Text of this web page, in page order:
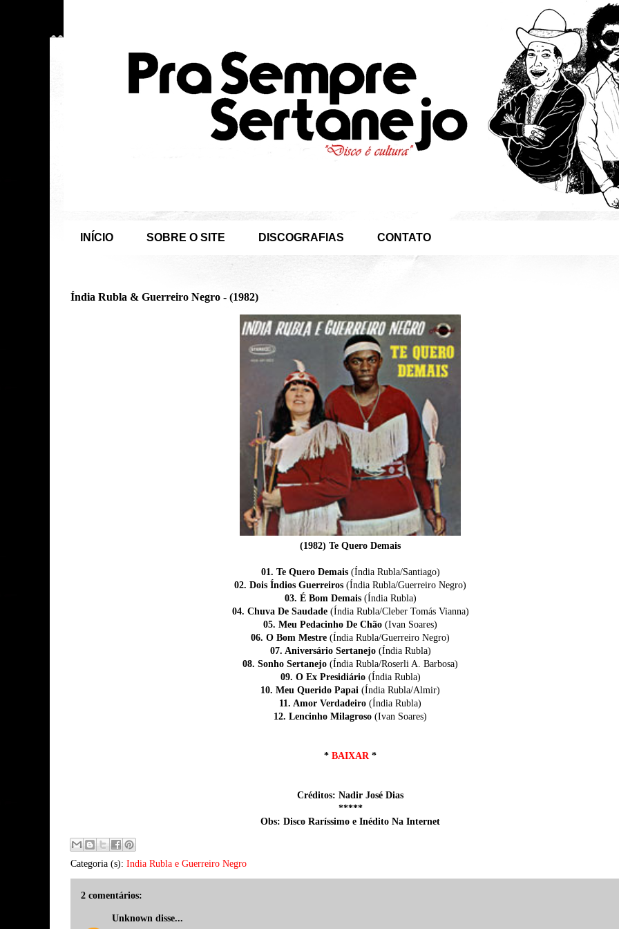
INÍCIO SOBRE O SITE DISCOGRAFIAS CONTATO
Índia Rubla & Guerreiro Negro - (1982)
(1982) Te Quero Demais
01. Te Quero Demais(Índia Rubla/Santiago)
02. Dois Índios Guerreiros (Índia Rubla/Guerreiro Negro)
03. É Bom Demais (Índia Rubla)
04. Chuva De Saudade(Índia Rubla/Cleber Tomás Vianna)
05. Meu Pedacinho De Chão (Ivan Soares)
06. O Bom Mestre (Índia Rubla/Guerreiro Negro)
07. Aniversário Sertanejo (Índia Rubla)
08. Sonho Sertanejo (Índia Rubla/Roserli A. Barbosa)
09. O Ex Presidiário (Índia Rubla)
10. Meu Querido Papai (Índia Rubla/Almir)
11. Amor Verdadeiro (Índia Rubla)
12. Lencinho Milagroso (Ivan Soares)
* BAIXAR*
Créditos: Nadir José Dias
*****
Obs: Disco Raríssimo e Inédito Na Internet
Categoria (s): India Rubla e Guerreiro Negro
2 comentários:
Unknown disse...